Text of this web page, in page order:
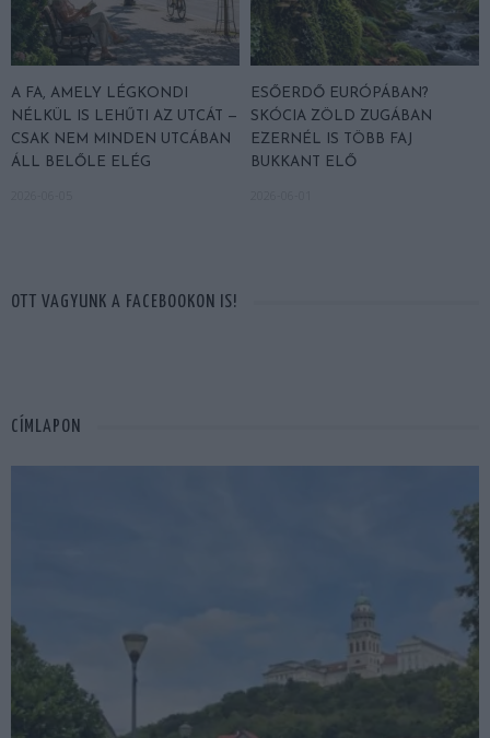
A FA, AMELY LÉGKONDI
NÉLKÜL IS LEHŰTI AZ UTCÁT —
CSAK NEM MINDEN UTCÁBAN
ÁLL BELŐLE ELÉG
ESŐERDŐ EURÓPÁBAN?
SKÓCIA ZÖLD ZUGÁBAN
EZERNÉL IS TÖBB FAJ
BUKKANT ELŐ
OTT VAGYUNK A FACEBOOKON IS!
CÍMLAPON